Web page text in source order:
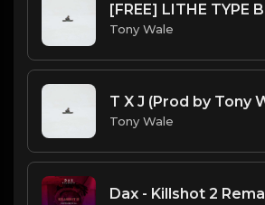
Tony Wale
T X J (Prod by Tony
Tony Wale